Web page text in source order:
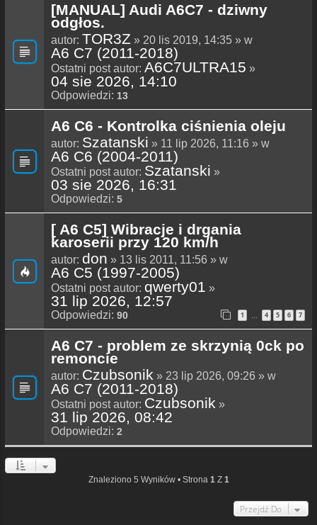
[MANUAL] Audi A6C7 - dziwny
odgłos.
autor: TOR3Z » 20 lis 2019, 14:35 » w
A6 C7 (2011-2018)
Ostatni post autor: A6C7ULTRA15 »
04 sie 2026, 14:10
Odpowiedzi: 13
A6 C6 - Kontrolka ciśnienia oleju
autor: Szatanski » 11 lip 2026, 11:16 » w
A6 C6 (2004-2011)
Ostatni post autor: Szatanski »
03 sie 2026, 16:31
Odpowiedzi: 5
[ A6 C5] Wibracje i drgania
karoserii przy 120 km/h
autor: don » 13 lis 2011, 11:56 » w
A6 C5 (1997-2005)
Ostatni post autor: qwerty01 »
31 lip 2026, 12:57
Odpowiedzi: 90 1 … 4 5 6 7
A6 C7 - problem ze skrzynią 0ck po
remoncie
autor: Czubsonik » 23 lip 2026, 09:26 » w
A6 C7 (2011-2018)
Ostatni post autor: Czubsonik »
31 lip 2026, 08:42
Odpowiedzi: 2
Znaleziono 5 Wyników • Strona 1 Z 1
Przejdź Do